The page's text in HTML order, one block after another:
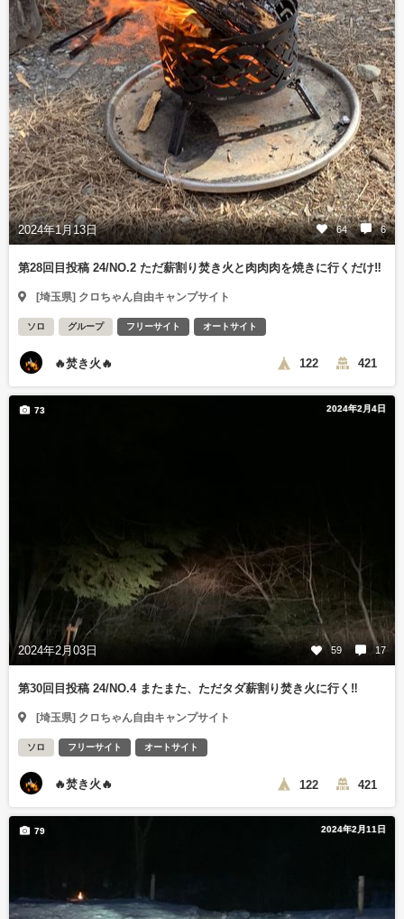
2024年1月13日 64 6
第28回目投稿 24/NO.2 ただ薪割り焚き火と肉肉肉を焼きに行くだけ‼️
[埼玉県] クロちゃん自由キャンプサイト
ソロ グループ フリーサイト オートサイト
🔥焚き火🔥 122 421
2024年2月4日
2024年2月03日 59 17
73
第30回目投稿 24/NO.4 またまた、ただタダ薪割り焚き火に行く‼️
[埼玉県] クロちゃん自由キャンプサイト
ソロ フリーサイト オートサイト
🔥焚き火🔥 122 421
2024年2月11日
79